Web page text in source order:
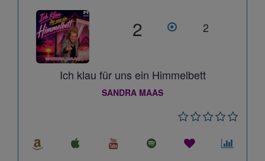
2 2
Ich klau für uns ein Himmelbett
SANDRA MAAS